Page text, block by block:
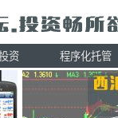
资 程序化托管